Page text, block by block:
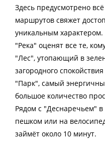
Здесь предусмотрено
маршрутов свяжет
уникальным характером.
"Река" оценят все те,
"Лес", утопающий в
загородного
"Парк", самый
большое количество
Рядом с "Деснаречьем" в
пешком или на
займёт около 10 минут.